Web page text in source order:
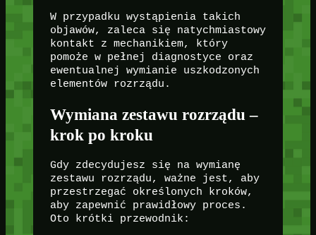
W przypadku wystąpienia takich
objawów, zaleca się natychmiastowy
kontakt z mechanikiem, który
pomoże w pełnej diagnostyce oraz
ewentualnej wymianie uszkodzonych
elementów rozrządu.
Wymiana zestawu rozrządu –
krok po kroku
Gdy zdecydujesz się na wymianę
zestawu rozrządu, ważne jest, aby
przestrzegać określonych kroków,
aby zapewnić prawidłowy proces.
Oto krótki przewodnik: